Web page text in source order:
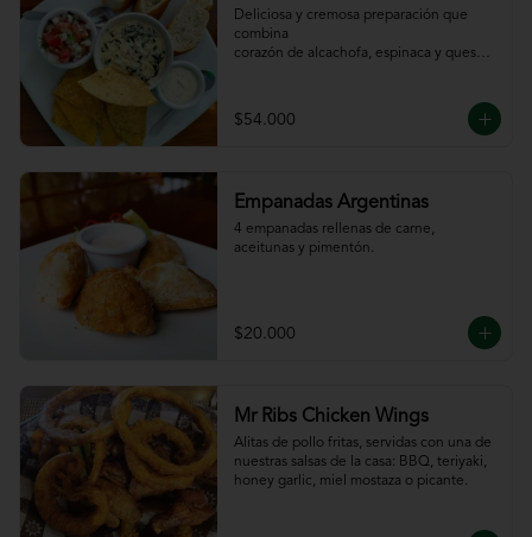
Deliciosa y cremosa preparación que
combina
corazón de alcachofa, espinaca y queso,
pan
de la casa
$54.000
Empanadas Argentinas
4 empanadas rellenas de carne,
aceitunas y pimentón.
$20.000
Mr Ribs Chicken Wings
Alitas de pollo fritas, servidas con una de
nuestras salsas de la casa: BBQ, teriyaki,
honey garlic, miel mostaza o picante.